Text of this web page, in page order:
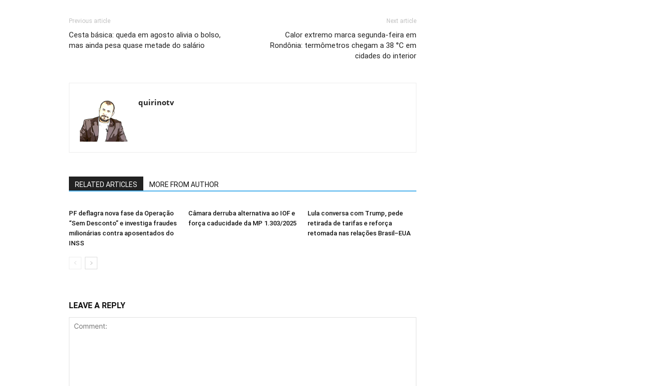
Previous article
Cesta básica: queda em agosto alivia o bolso,
mas ainda pesa quase metade do salário
Next article
Calor extremo marca segunda-feira em
Rondônia: termômetros chegam a 38 °C em
cidades do interior
quirinotv
RELATED ARTICLES MORE FROM AUTHOR
PF deflagra nova fase da Operação
“Sem Desconto” e investiga fraudes
milionárias contra aposentados do
INSS
Câmara derruba alternativa ao IOF e
força caducidade da MP 1.303/2025
Lula conversa com Trump, pede
retirada de tarifas e reforça
retomada nas relações Brasil–EUA
LEAVE A REPLY